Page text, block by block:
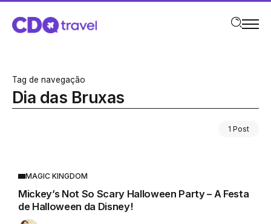
Tag de navegação
Dia das Bruxas
1 Post
MAGIC KINGDOM
Mickey’s Not So Scary Halloween Party – A Festa
de Halloween da Disney!